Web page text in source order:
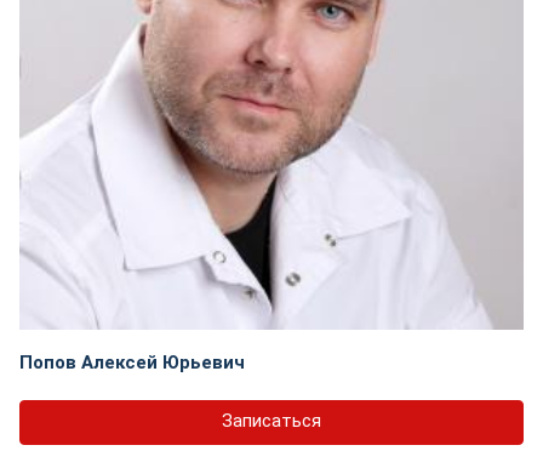
Попов Алексей Юрьевич
Записаться